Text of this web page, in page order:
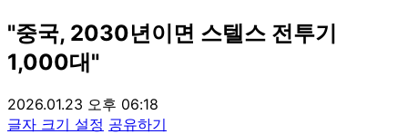
"중국, 2030년이면 스텔스 전투기
1,000대"
2026.01.23 오후 06:18
글자 크기 설정 공유하기